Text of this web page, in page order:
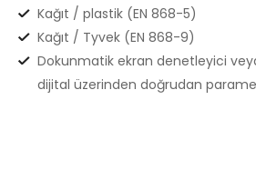
Kağıt / plastik (EN 868-5)
Kağıt / Tyvek (EN 868-9)
Dokunmatik ekran denetleyici
dijital üzerinden doğrudan